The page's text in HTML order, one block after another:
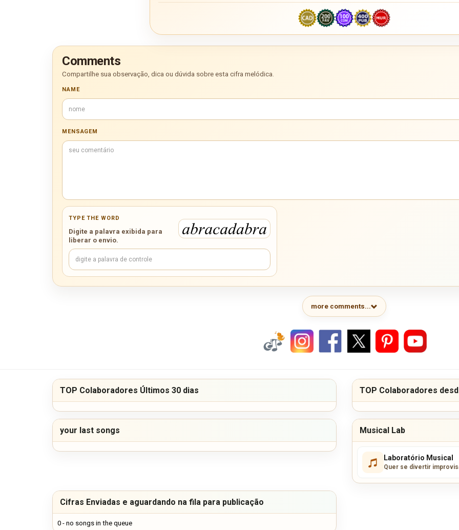
Comments
Compartilhe sua observação, dica ou dúvida sobre esta cifra melódica.
NAME
MENSAGEM
TYPE THE WORD
Digite a palavra exibida para
liberar o envio.
more comments...
TOP Colaboradores Últimos 30 dias TOP Colaboradores
your last songs Musical Lab
Laboratório Musical
Quer se divertir
Cifras Enviadas e aguardando na fila para publicação
0 - no songs in the queue